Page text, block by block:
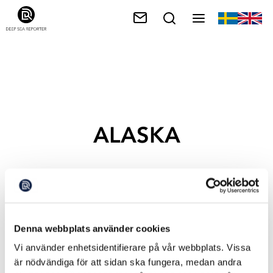
Denna webbplats använder cookies
Vi använder enhetsidentifierare på vår webbplats. Vissa
är nödvändiga för att sidan ska fungera, medan andra
ALASKA